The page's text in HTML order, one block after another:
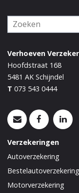
Verhoeven
Hoofdstraat 168
5481 AK Schijndel
T 073 543 0444
Verzekeringen
Autoverzekering
Bestelautoverzekering
Motorverzekering